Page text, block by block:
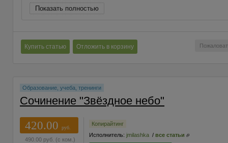
Показать полностью
Купить статью Отложить в корзину
Образование, учеба, тренинги
Сочинение "Звёздное небо"
420.00
руб.
490.00 руб. (с ком.)
Копирайтинг
Исполнитель: jmilashka / все статьи